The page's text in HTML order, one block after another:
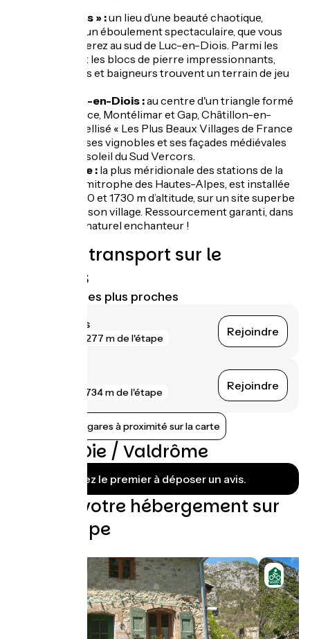
« Le Claps » :un lieu d’une beauté chaotique,
vestige d’un éboulement spectaculaire, que vous
rencontrerez au sud de Luc-en-Diois. Parmi les
éboulis et les blocs de pierre impressionnants,
grimpeurs et baigneurs trouvent un terrain de jeu
Châtillon-en-Diois :au centre d'un triangle formé
par Valence, Montélimar et Gap, Châtillon-en-
Diois, labellisé « Les Plus Beaux Villages de France
» expose ses vignobles et ses façades médiévales
au chaud soleil du Sud Vercors.
Valdrôme : la plus méridionale des stations de la
Drôme, limitrophe des Hautes-Alpes, est installée
entre 1300 et 1730 m d’altitude, sur un site superbe
à 7 km de son village. Ressourcement garanti, dans
un cadre naturel enchanteur !
Trains et transport sur le
parcours
Gares SNCF les plus proches
Luc-en-Diois
277 m de l'étape Rejoindre
734 m de l'étape Rejoindre
Afficher les gares à proximité sur la carte
Avis sur Die / Valdrôme
Soyez le premier à déposer un avis.
Trouvez votre hébergement sur
cette étape